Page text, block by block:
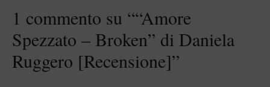
1 commento su ““Amore
Spezzato – Broken” di Daniela
Ruggero [Recensione]”